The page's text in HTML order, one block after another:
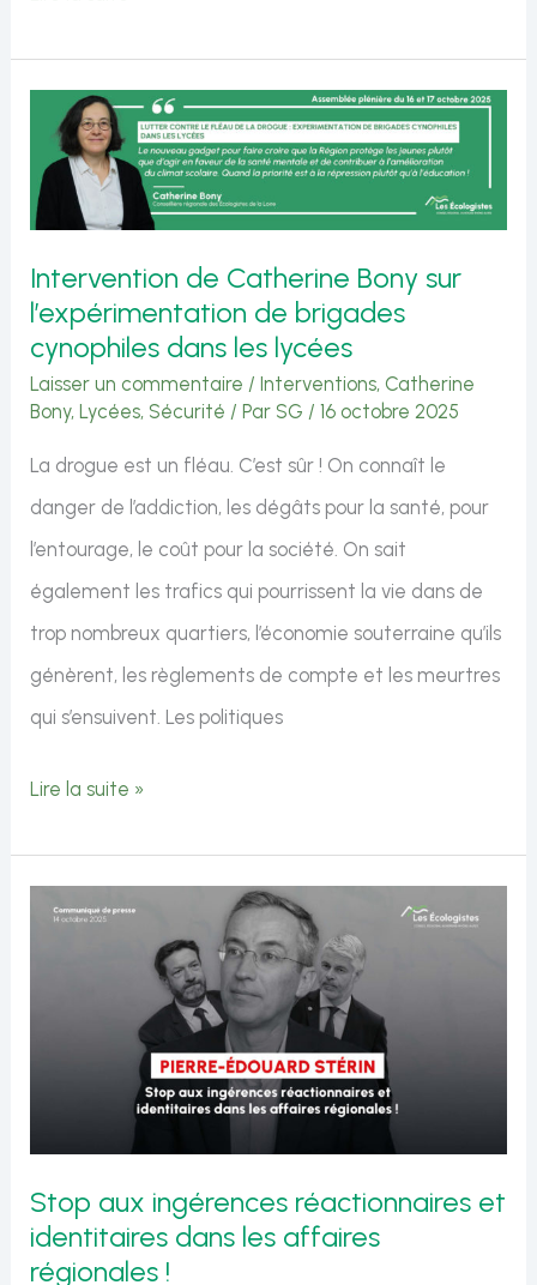
Pannekoucke
et
la
:
le
mensonge
n’est
pas
une
politique
publique
Intervention de Catherine Bony sur
l’expérimentation de brigades
cynophiles dans les lycées
Laisser un commentaire /Interventions, Catherine
Bony,Lycées, Sécurité / Par SG /16 octobre 2025
La drogue est un fléau. C’est sûr ! On connaît le
danger de l’addiction, les dégâts pour la santé, pour
l’entourage, le coût pour la société. On sait
également les trafics qui pourrissent la vie dans de
trop nombreux quartiers, l’économie souterraine qu’ils
génèrent, les règlements de compte et les meurtres
qui s’ensuivent. Les politiques
Intervention
Bony
l’expérimentation
les
lycées
Lire la suite »
Stop aux ingérences réactionnaires et
identitaires dans les affaires
régionales !